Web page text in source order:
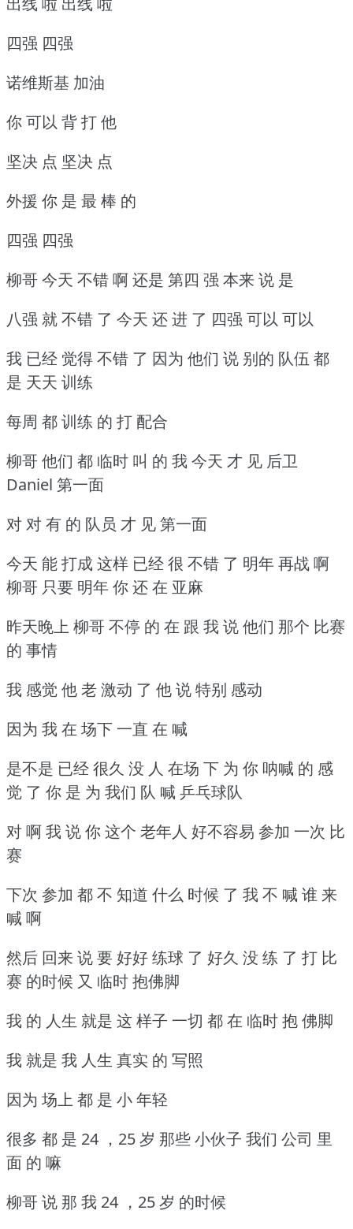
四强 四强
诺维斯基 加油
你 可以 背 打 他
坚决 点 坚决 点
外援 你 是 最 棒 的
四强 四强
柳哥 今天 不错 啊 还是 第四 强 本来 说 是
八强 就 不错 了 今天 还 进 了 四强 可以 可以
我 已经 觉得 不错 了 因为 他们 说 别的 队伍 都
是 天天 训练
每周 都 训练 的 打 配合
柳哥 他们 都 临时 叫 的 我 今天 才 见 后卫
Daniel 第一面
对 对 有 的 队员 才 见 第一面
今天 能 打成 这样 已经 很 不错 了 明年 再战 啊
柳哥 只要 明年 你 还 在 亚麻
昨天晚上 柳哥 不停 的 在 跟 我 说 他们 那个 比赛
的 事情
我 感觉 他 老 激动 了 他 说 特别 感动
因为 我 在 场下 一直 在 喊
是不是 已经 很久 没 人 在场 下 为 你 呐喊 的 感
觉 了 你 是 为 我们 队 喊 乒乓球队
对 啊 我 说 你 这个 老年人 好不容易 参加 一次 比
赛
下次 参加 都 不 知道 什么 时候 了 我 不 喊 谁 来
喊 啊
然后 回来 说 要 好好 练球 了 好久 没 练 了 打 比
赛 的时候 又 临时 抱佛脚
我 的 人生 就是 这 样子 一切 都 在 临时 抱 佛脚
我 就是 我 人生 真实 的 写照
因为 场上 都 是 小 年轻
很多 都 是 24 ，25 岁 那些 小伙子 我们 公司 里
面 的 嘛
柳哥 说 那 我 24 ，25 岁 的时候